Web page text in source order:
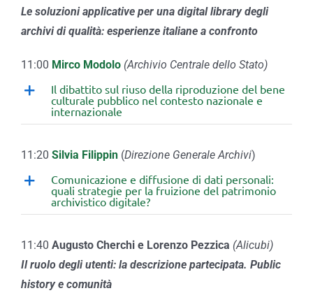
Le soluzioni applicative per una digital library degli
archivi di qualità: esperienze italiane a confronto
11:00 Mirco Modolo(Archivio Centrale dello Stato)
Il dibattito sul riuso della riproduzione del bene
culturale pubblico nel contesto nazionale e
internazionale
11:20 Silvia Filippin(Direzione Generale Archivi)
Comunicazione e diffusione di dati personali:
quali strategie per la fruizione del patrimonio
archivistico digitale?
11:40 Augusto Cherchi e Lorenzo Pezzica (Alicubi)
Il ruolo degli utenti: la descrizione partecipata. Public
history e comunità